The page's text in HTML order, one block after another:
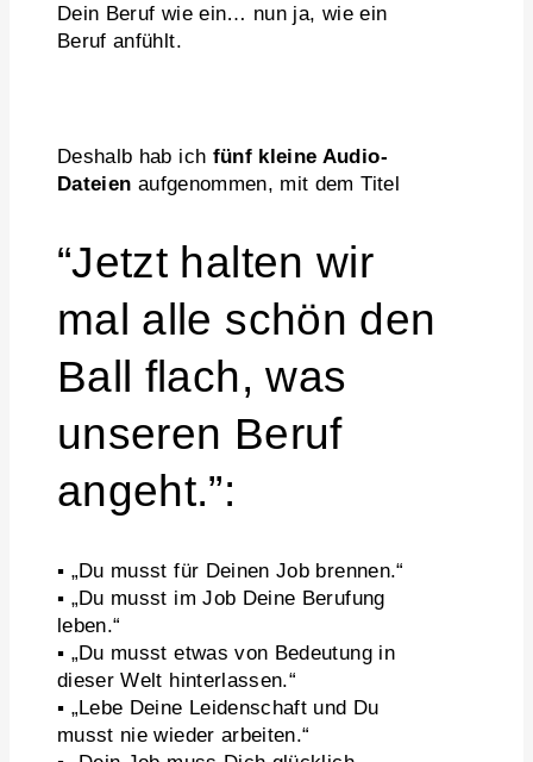
Dein Beruf wie ein… nun ja, wie ein
Beruf anfühlt.
Deshalb hab ich fünf kleine Audio-
Dateien aufgenommen, mit dem Titel
“Jetzt halten wir
mal alle schön den
Ball flach, was
unseren Beruf
angeht.”:
▪️ „Du musst für Deinen Job brennen.“
▪️ „Du musst im Job Deine Berufung
leben.“
▪️ „Du musst etwas von Bedeutung in
dieser Welt hinterlassen.“
▪️ „Lebe Deine Leidenschaft und Du
musst nie wieder arbeiten.“